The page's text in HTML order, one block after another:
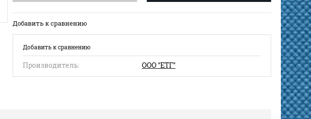
Добавить к сравнению
Добавить к сравнению
Производитель: ООО "ЕТГ"